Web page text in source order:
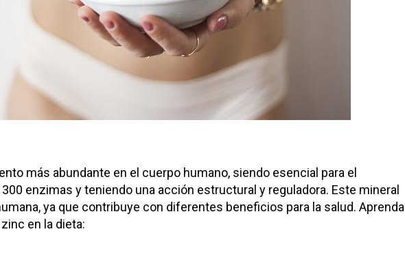
más abundante en el cuerpo humano, siendo esencial para el
enzimas y teniendo una acción estructural y reguladora. Este mineral
ya que contribuye con diferentes beneficios para la salud. Aprenda
en la dieta: